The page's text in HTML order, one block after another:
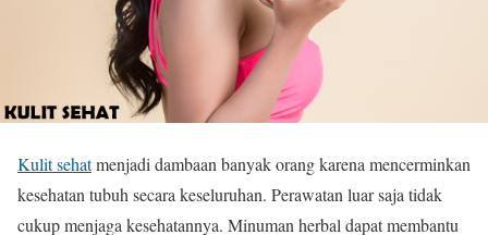
Kulit sehatmenjadi dambaan banyak orang karena mencerminkan
kesehatan tubuh secara keseluruhan. Perawatan luar saja tidak
cukup menjaga kesehatannya. Minuman herbal dapat membantu